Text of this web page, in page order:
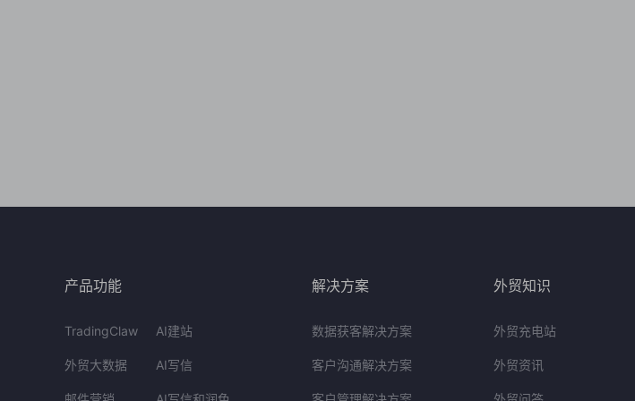
产品功能
TradingClaw
外贸大数据
AI建站
AI写信
解决方案
数据获客解决方案
客户沟通解决方案
外贸知识
外贸充电站
外贸资讯